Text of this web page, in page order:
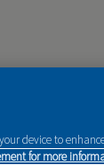
device to
for more